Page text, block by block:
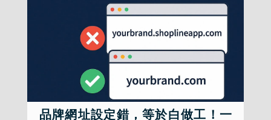
品牌網址設定錯，等於白做工！一